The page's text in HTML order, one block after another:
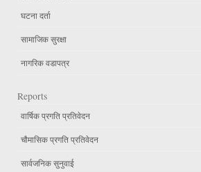
घटना दर्ता
सामाजिक सुरक्षा
नागरिक वडापत्र
Reports
वार्षिक प्रगति प्रतिवेदन
चौमासिक प्रगति प्रतिवेदन
सार्वजनिक सुनुवाई